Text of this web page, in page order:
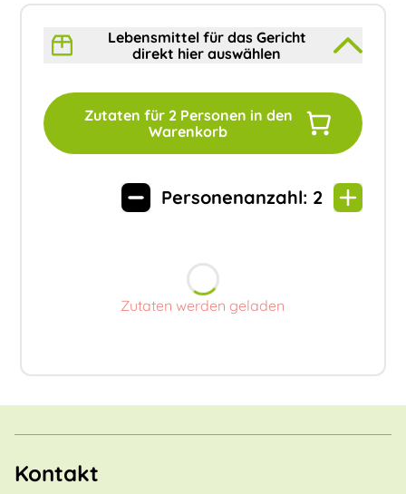
Lebensmittel für das Gericht
direkt hier auswählen
Zutaten für 2
Warenkorb
Personenanzahl: 2
Zutaten werden geladen
Kontakt